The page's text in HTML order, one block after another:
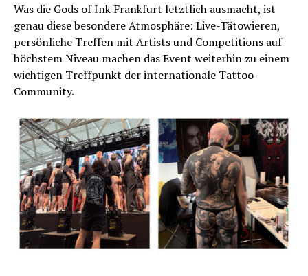
Was die Gods of Ink Frankfurt letztlich ausmacht, ist
genau diese besondere Atmosphäre: Live-Tätowieren,
persönliche Treffen mit Artists und Competitions auf
höchstem Niveau machen das Event weiterhin zu einem
wichtigen Treffpunkt der internationale Tattoo-
Community.